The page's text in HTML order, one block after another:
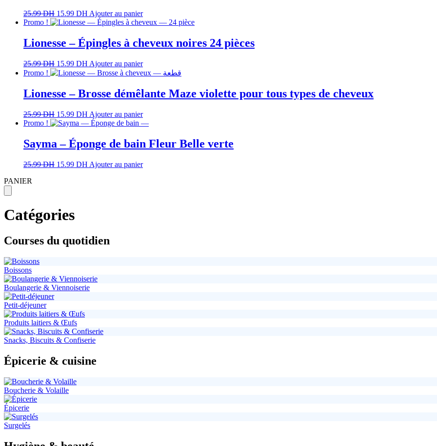
25.99DH 15.99 DH Ajouter au panier
Promo !
Lionesse – Épingles à cheveux noires 24 pièces
25.99DH 15.99 DH Ajouter au panier
Promo !
Lionesse – Brosse démêlante Maze violette pour tous types de cheveux
25.99DH 15.99 DH Ajouter au panier
Promo !
Sayma – Éponge de bain Fleur Belle verte
25.99DH 15.99 DH Ajouter au panier
PANIER
Catégories
Courses du quotidien
Boissons
Boulangerie & Viennoiserie
Petit-déjeuner
Produits laitiers & Œufs
Snacks, Biscuits & Confiserie
Épicerie & cuisine
Boucherie & Volaille
Épicerie
Surgelés